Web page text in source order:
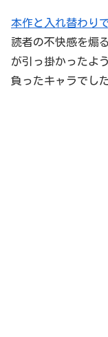
本作と入れ替わり
読者の不快感を煽
が引っ掛かったよ
負ったキャラでした